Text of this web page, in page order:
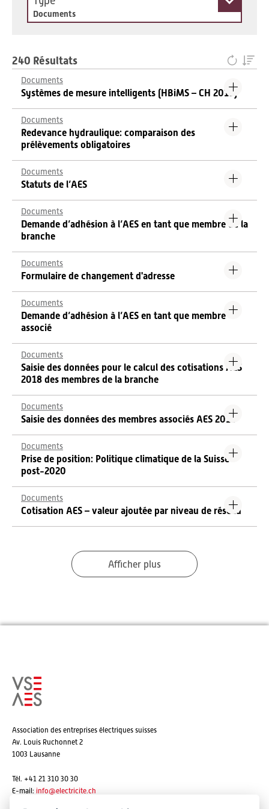
Documents
240 Résultats
Documents
Systèmes de mesure intelligents (HBiMS – CH 2019)
Documents
Redevance hydraulique: comparaison des
prélèvements obligatoires
Documents
Statuts de l’AES
Documents
Demande d’adhésion à l’AES en tant que membre de la
branche
Documents
Formulaire de changement d'adresse
Documents
Demande d’adhésion à l’AES en tant que membre
associé
Documents
Saisie des données pour le calcul des cotisations AES
2018 des membres de la branche
Documents
Saisie des données des membres associés AES 2018
Documents
Prise de position: Politique climatique de la Suisse
post-2020
Documents
Cotisation AES – valeur ajoutée par niveau de réseau
Afficher plus
Association des entreprises électriques suisses
Av. Louis Ruchonnet 2
1003 Lausanne
Tél. +41 21 310 30 30
E-mail: info@electricite.ch